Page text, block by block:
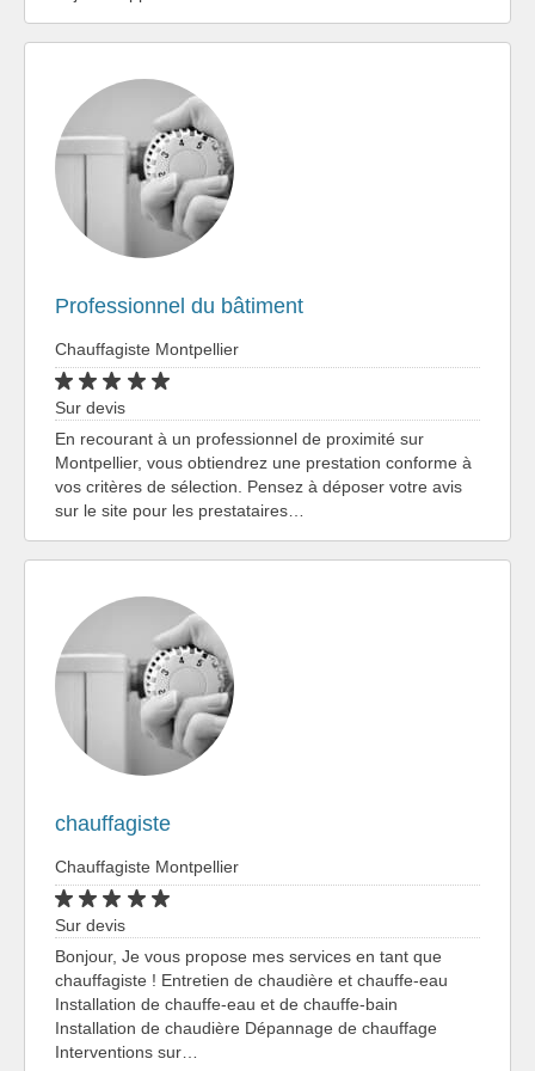
Professionnel du bâtiment
Chauffagiste Montpellier
Sur devis
En recourant à un professionnel de proximité sur
Montpellier, vous obtiendrez une prestation conforme à
vos critères de sélection. Pensez à déposer votre avis
sur le site pour les prestataires…
chauffagiste
Chauffagiste Montpellier
Sur devis
Bonjour, Je vous propose mes services en tant que
chauffagiste ! Entretien de chaudière et chauffe-eau
Installation de chauffe-eau et de chauffe-bain
Installation de chaudière Dépannage de chauffage
Interventions sur…